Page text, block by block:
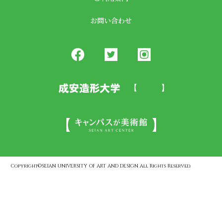
お問い合わせ
Copyright©SEIAN UNIVERSITY OF ART AND DESIGN All Rights Reserved.